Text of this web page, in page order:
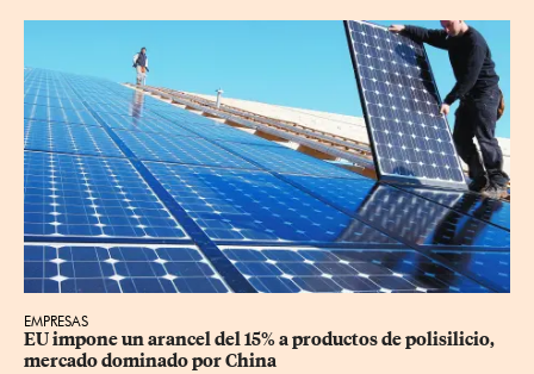
EMPRESAS
EU impone un arancel del 15% a productos de polisilicio,
mercado dominado por China